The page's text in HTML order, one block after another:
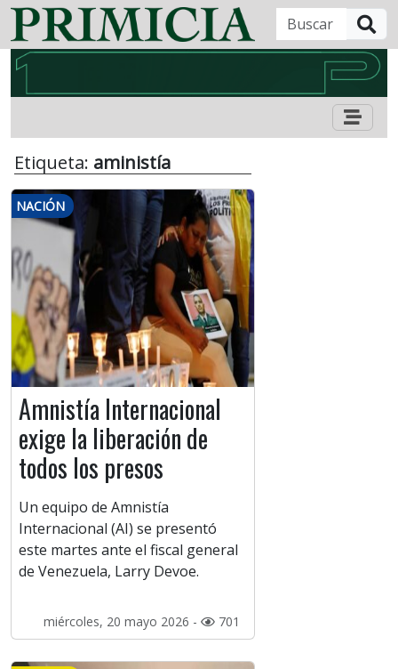
Etiqueta: aministía
NACIÓN
Amnistía Internacional
exige la liberación de
todos los presos
Un equipo de Amnistía
Internacional (AI) se presentó
este martes ante el fiscal general
de Venezuela, Larry Devoe.
miércoles, 20 mayo 2026 - 701